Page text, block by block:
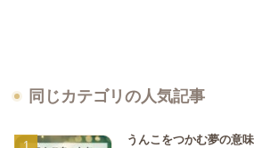
同じカテゴリの人気記事
うんこをつかむ夢の意